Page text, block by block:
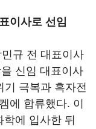
이사로 선임
규 전 대표이사
신임 대표이사
기 극복과 흑자전
에 합류했다. 이
에 입사한 뒤